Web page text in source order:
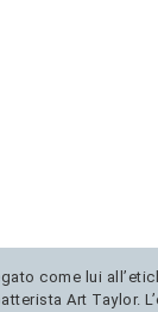
come lui
Art Taylor.